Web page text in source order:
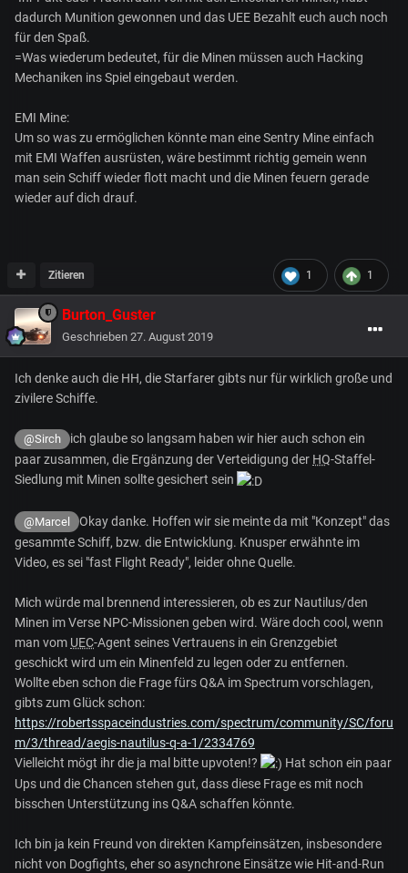
dadurch Munition gewonnen und das UEE Bezahlt euch auch noch
für den Spaß.
=Was wiederum bedeutet, für die Minen müssen auch Hacking
Mechaniken ins Spiel eingebaut werden.
EMI Mine:
Um so was zu ermöglichen könnte man eine Sentry Mine einfach
mit EMI Waffen ausrüsten, wäre bestimmt richtig gemein wenn
man sein Schiff wieder flott macht und die Minen feuern gerade
wieder auf dich drauf.
1 1
Zitieren
Burton_Guster
Geschrieben 27. August 2019
Ich denke auch die HH, die Starfarer gibts nur für wirklich große und
zivilere Schiffe.
@Sirch
ich glaube so langsam haben wir hier auch schon ein
paar zusammen, die Ergänzung der Verteidigung der HQ-Staffel-
Siedlung mit Minen sollte gesichert sein
@Marcel
Okay danke. Hoffen wir sie meinte da mit "Konzept" das
gesammte Schiff, bzw. die Entwicklung. Knusper erwähnte im
Video, es sei "fast Flight Ready", leider ohne Quelle.
Mich würde mal brennend interessieren, ob es zur Nautilus/den
Minen im Verse NPC-Missionen geben wird. Wäre doch cool, wenn
man vom UEC-Agent seines Vertrauens in ein Grenzgebiet
geschickt wird um ein Minenfeld zu legen oder zu entfernen.
Wollte eben schon die Frage fürs Q&A im Spectrum vorschlagen,
gibts zum Glück schon:
https://robertsspaceindustries.com/spectrum/community/SC/foru
m/3/thread/aegis-nautilus-q-a-1/2334769
Vielleicht mögt ihr die ja mal bitte upvoten!?
Hat schon ein paar
Ups und die Chancen stehen gut, dass diese Frage es mit noch
bisschen Unterstützung ins Q&A schaffen könnte.
Ich bin ja kein Freund von direkten Kampfeinsätzen, insbesondere
nicht von Dogfights, eher so asynchrone Einsätze wie Hit-and-Run